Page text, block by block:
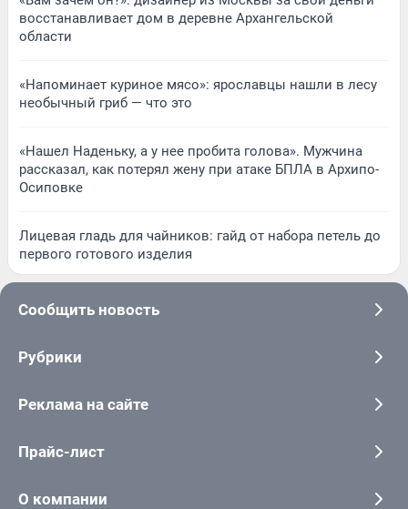
восстанавливает дом в деревне Архангельской
области
«Напоминает куриное мясо»: ярославцы нашли в лесу
необычный гриб — что это
«Нашел Наденьку, а у нее пробита голова». Мужчина
рассказал, как потерял жену при атаке БПЛА в Архипо-
Осиповке
Лицевая гладь для чайников: гайд от набора петель до
первого готового изделия
Сообщить новость
Рубрики
Реклама на сайте
Прайс-лист
О компании